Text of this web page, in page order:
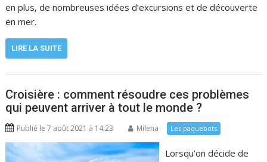
en plus, de nombreuses idées d’excursions et de découverte
en mer.
LIRE LA SUITE
Croisière : comment résoudre ces problèmes
qui peuvent arriver à tout le monde ?
Publié le 7 août 2021 à 14:23 Milena Les paquebots
Lorsqu’on décide de